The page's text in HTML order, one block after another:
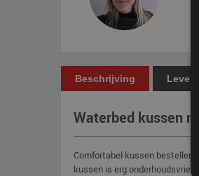
Beschrijving
Waterbed kussen
Comfortabel kussen bestellen
kussen is erg